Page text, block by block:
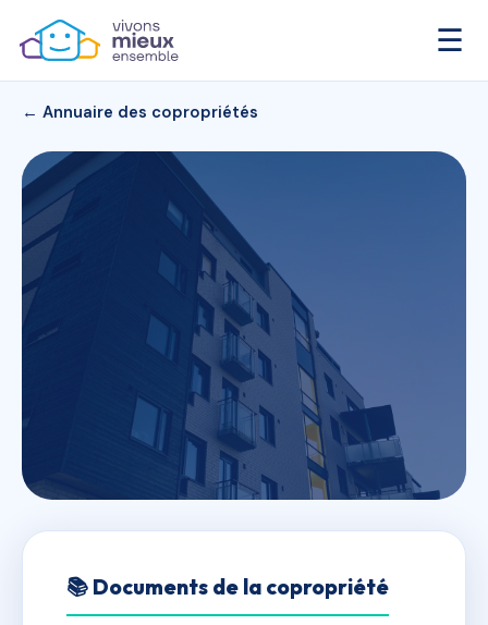
☰
← Annuaire des copropriétés
LE RAPPA
📚 Documents de la copropriété